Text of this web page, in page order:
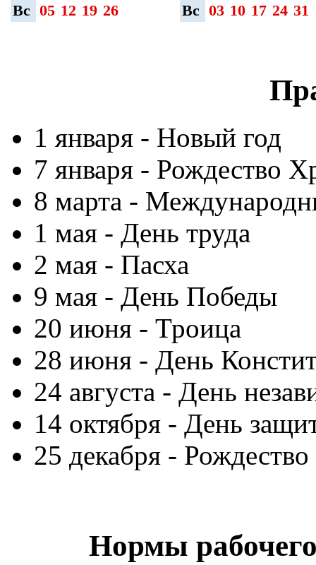
Вс 05 12 19 26
Вс 03 10 17 24 31
1 января - Новый год
7 января - Рождество
8 марта -
1 мая - День труда
2 мая - Пасха
9 мая - День Победы
20 июня - Троица
28 июня - День
24 августа - День
14 октября - День
25 декабря -
Нормы